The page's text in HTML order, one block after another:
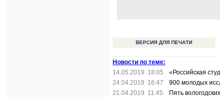
ВЕРСИЯ ДЛЯ ПЕЧАТИ
Новости по теме:
14.05.2019 18:05
«Российская
24.04.2019 16:47
900 молодых
21.04.2019 11:45
Пять